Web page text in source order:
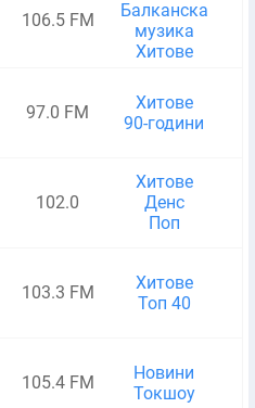
106.5 FM
Балканска
музика
Хитове
97.0 FM
Хитове
90-години
102.0
Хитове
Денс
Поп
103.3 FM
Хитове
Топ 40
105.4 FM
Новини
Токшоу